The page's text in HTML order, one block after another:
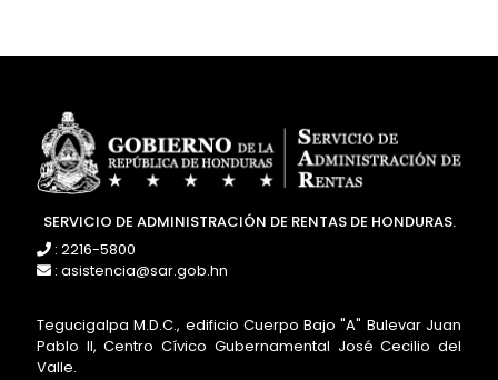
SERVICIO DE ADMINISTRACIÓN DE RENTAS DE HONDURAS.
: 2216-5800
: asistencia@sar.gob.hn
Tegucigalpa M.D.C., edificio Cuerpo Bajo "A" Bulevar Juan
Pablo II, Centro Cívico Gubernamental José Cecilio del
Valle.